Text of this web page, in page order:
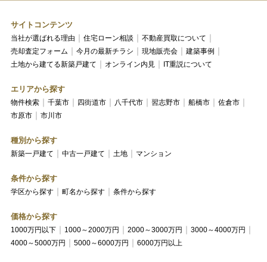
サイトコンテンツ
当社が選ばれる理由 住宅ローン相談
不動産買取について
売却査定フォーム
今月の最新チラシ 現地販売会
建築事例
土地から建てる新築戸建て
オンライン内見 IT重説について
エリアから探す
物件検索 千葉市 四街道市 八千代市 習志野市 船橋市
佐倉市
市原市
市川市
種別から探す
新築一戸建て 中古一戸建て 土地 マンション
条件から探す
学区から探す 町名から探す 条件から探す
価格から探す
1000万円以下 1000～2000万円 2000～3000万円
3000～4000万円
4000～5000万円
5000～6000万円 6000万円以上